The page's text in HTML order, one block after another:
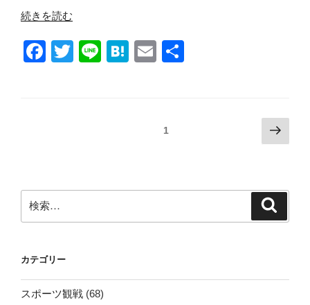
ッ
ト、
イ
オ
コ
ロ
ワ
ド）、”
“【優
生
活】
イ
テ
ッ
続きを読む
F
o
k
T
Li
H
E
ゲ
ー
ョ
ン
1
次
の
ジ
索:
カテゴリー
スポーツ観戦 (68)